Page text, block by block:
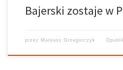
Bajerski zostaje w
przez Mateusz Grzegorczyk